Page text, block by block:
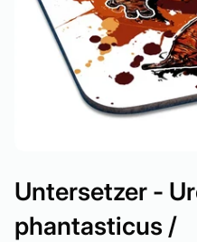
Untersetzer -
phantasticus /